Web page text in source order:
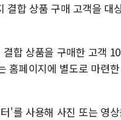
합 상품 구매 고객을 대
합 상품을 구매한 고객
홈페이지에 별도로 마련
'를 사용해 사진 또는 영